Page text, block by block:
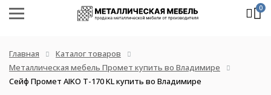
0
Главная
Каталог товаров
Металлическая мебель Промет купить во Владимире
Сейф Промет AIKO Т-170 KL купить во Владимире